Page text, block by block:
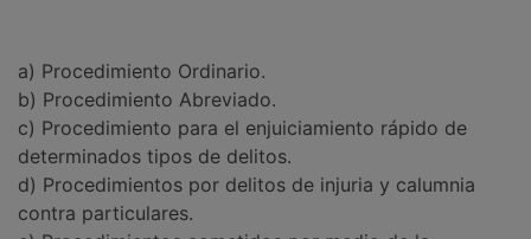
a) Procedimiento Ordinario.
b) Procedimiento Abreviado.
c) Procedimiento para el enjuiciamiento rápido de
determinados tipos de delitos.
d) Procedimientos por delitos de injuria y calumnia
contra particulares.